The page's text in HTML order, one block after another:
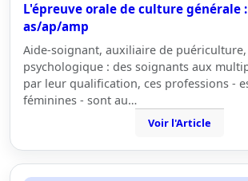
L'épreuve orale de culture générale
as/ap/amp
Aide-soignant, auxiliaire de
psychologique : des soignants aux
par leur qualification, ces professions -
féminines - sont au…
Voir l'Article